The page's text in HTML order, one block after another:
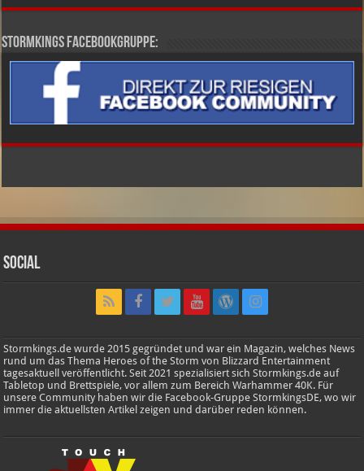
Stormkings Facebookgruppe:
Social
Stormkings.de wurde 2015 gegründet und war ein Magazin, welches News
rund um das Thema Heroes of the Storm von Blizzard Entertainment
tagesaktuell veröffentlicht. Seit 2021 spezialisiert sich Stormkings.de auf
Tabletop und Brettspiele, vor allem zum Bereich Warhammer 40K. Für
unsere Community haben wir die Facebook-Gruppe StormkingsDE, wo wir
immer die aktuellsten Artikel zeigen und darüber reden können.